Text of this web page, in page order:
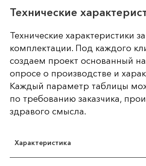
Технические
Технические характеристики
комплектации. Под каждого
создаем проект основанный
опросе о производстве и
Каждый параметр таблицы
по требованию заказчика,
здравого смысла.
Характеристика